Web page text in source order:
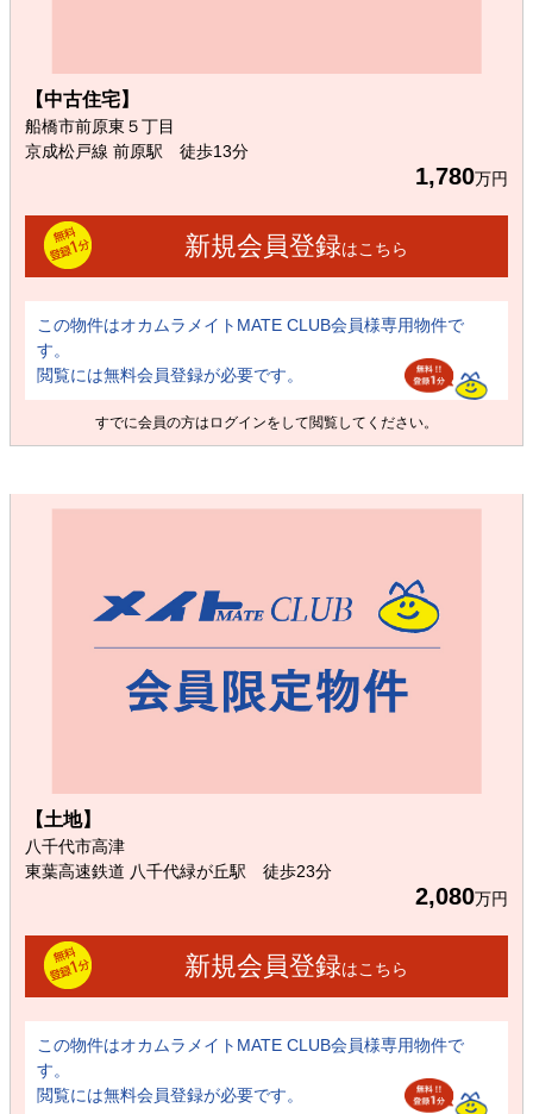
【中古住宅】
船橋市前原東５丁目
京成松戸線 前原駅 徒歩13分
1,780万円
新規会員登録はこちら
この物件はオカムラメイトMATE CLUB会員様専用物件で
す。
閲覧には無料会員登録が必要です。
すでに会員の方は ログインをして閲覧してください。
【土地】
八千代市高津
東葉高速鉄道 八千代緑が丘駅 徒歩23分
2,080万円
新規会員登録はこちら
この物件はオカムラメイトMATE CLUB会員様専用物件で
す。
閲覧には無料会員登録が必要です。